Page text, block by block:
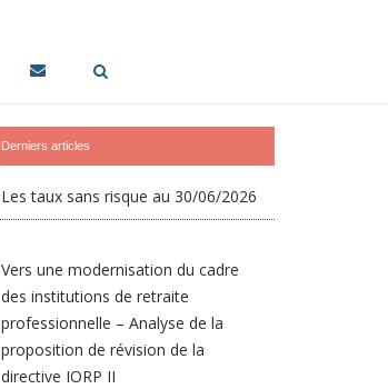
Derniers articles
Les taux sans risque au 30/06/2026
Vers une modernisation du cadre
des institutions de retraite
professionnelle – Analyse de la
proposition de révision de la
directive IORP II